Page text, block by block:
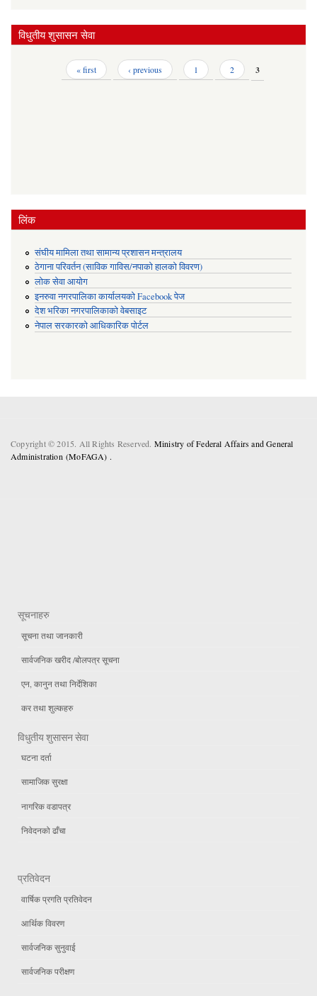
विधुतीय शुसासन सेवा
« first ‹ previous 1 2 3
लिंक
संघीय मामिला तथा सामान्य प्रशासन मन्त्रालय
ठेगाना परिवर्तन (साविक गाविस/नपाको हालको विवरण)
लोक सेवा आयोग
इनरुवा नगरपालिका कार्यालयको Facebook पेज
देश भरिका नगरपालिकाको वेबसाइट
नेपाल सरकारको आधिकारिक पोर्टल
Copyright © 2015. All Rights Reserved. Ministry of Federal Affairs and General
Administration (MoFAGA) .
सूचनाहरु
सूचना तथा जानकारी
सार्वजनिक खरीद /बोलपत्र सूचना
एन, कानुन तथा निर्देशिका
कर तथा शुल्कहरु
विधुतीय शुसासन सेवा
घटना दर्ता
सामाजिक सुरक्षा
नागरिक वडापत्र
निवेदनको ढाँचा
प्रतिवेदन
वार्षिक प्रगति प्रतिवेदन
आर्थिक विवरण
सार्वजनिक सुनुवाई
सार्वजनिक परीक्षण